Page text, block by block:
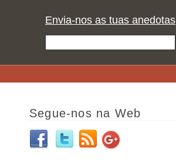
Envia-nos as tuas anedotas
Segue-nos na Web